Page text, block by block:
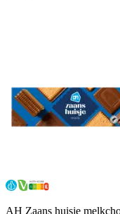
AH Zaans huisje